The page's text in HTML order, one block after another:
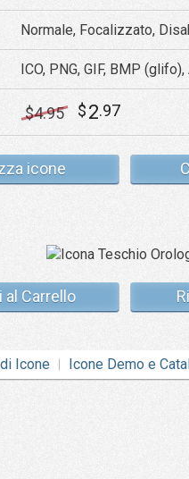
Normale, Focalizzato,
ICO, PNG, GIF, BMP
$4.95 $2.97
icone
al Carrello
Icone Icone Demo e